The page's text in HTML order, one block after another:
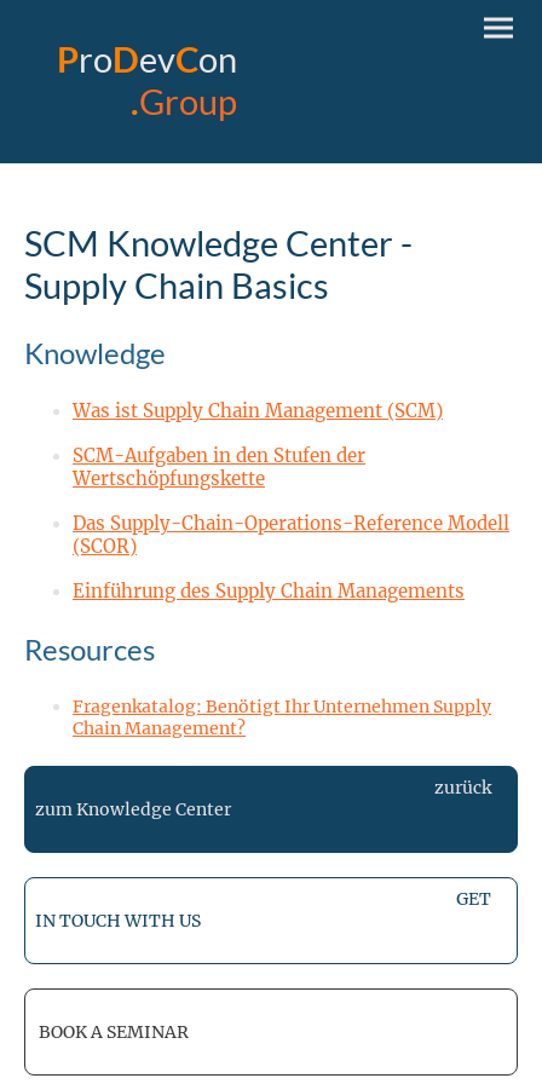
ProDevCon
.Group
SCM Knowledge Center -
Supply Chain Basics
Knowledge
Was ist Supply Chain Management (SCM)
SCM-Aufgaben in den Stufen der
Wertschöpfungskette
Das Supply-Chain-Operations-Reference Modell
(SCOR)
Einführung des Supply Chain Managements
Resources
Fragenkatalog: Benötigt Ihr Unternehmen Supply
Chain Management?
zurück
zum Knowledge Center
GET
IN TOUCH WITH US
BOOK A SEMINAR